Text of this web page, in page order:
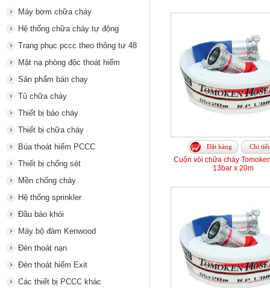
Máy bơm chữa cháy
Hệ thống chữa cháy tự động
Trang phục pccc theo thông tư 48
Mặt nạ phòng độc thoát hiểm
Sản phẩm bán chạy
Tủ chữa cháy
Thiết bị báo cháy
Thiết bị chữa cháy
Búa thoát hiểm PCCC
Thiết bị chống sét
Mền chống cháy
Hệ thống sprinkler
Đầu báo khói
Máy bộ đàm Kenwood
Đèn thoát nạn
Đèn thoát hiểm Exit
Các thiết bị PCCC khác
Đặt hàng Chi tiết
Cuộn vòi chữa cháy
13bar x 20m